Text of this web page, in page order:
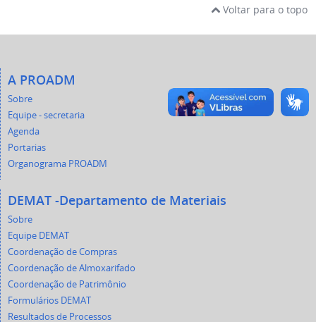
Voltar para o topo
A PROADM
Sobre
Equipe - secretaria
Agenda
Portarias
Organograma PROADM
DEMAT -Departamento de Materiais
Sobre
Equipe DEMAT
Coordenação de Compras
Coordenação de Almoxarifado
Coordenação de Patrimônio
Formulários DEMAT
Resultados de Processos